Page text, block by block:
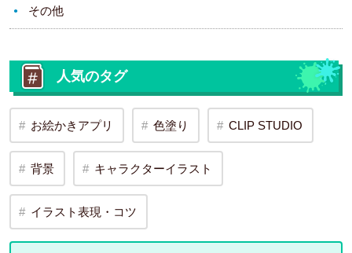
その他
人気のタグ
お絵かきアプリ 色塗り CLIP STUDIO
背景 キャラクターイラスト
イラスト表現・コツ